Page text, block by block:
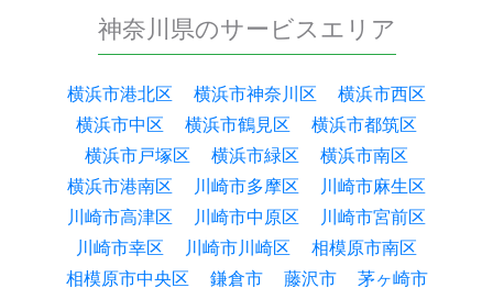
神奈川県のサービスエリア
横浜市港北区 横浜市神奈川区
横浜市西区
横浜市中区
横浜市鶴見区
横浜市都筑区
横浜市戸塚区
横浜市緑区
横浜市南区
横浜市港南区
川崎市多摩区
川崎市麻生区
川崎市高津区
川崎市中原区
川崎市宮前区
川崎市幸区
川崎市川崎区
相模原市南区
相模原市中央区
鎌倉市 藤沢市
茅ヶ崎市